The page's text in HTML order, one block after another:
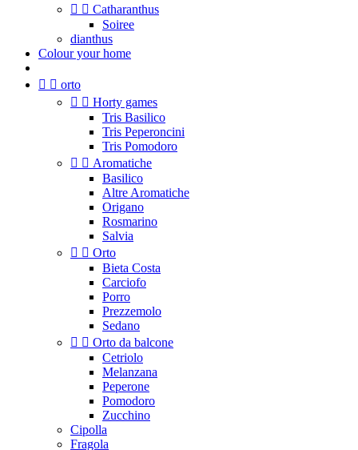
  Catharanthus
Soiree
dianthus
Colour your home
  orto
  Horty games
Tris Basilico
Tris Peperoncini
Tris Pomodoro
  Aromatiche
Basilico
Altre Aromatiche
Origano
Rosmarino
Salvia
  Orto
Bieta Costa
Carciofo
Porro
Prezzemolo
Sedano
  Orto da balcone
Cetriolo
Melanzana
Peperone
Pomodoro
Zucchino
Cipolla
Fragola